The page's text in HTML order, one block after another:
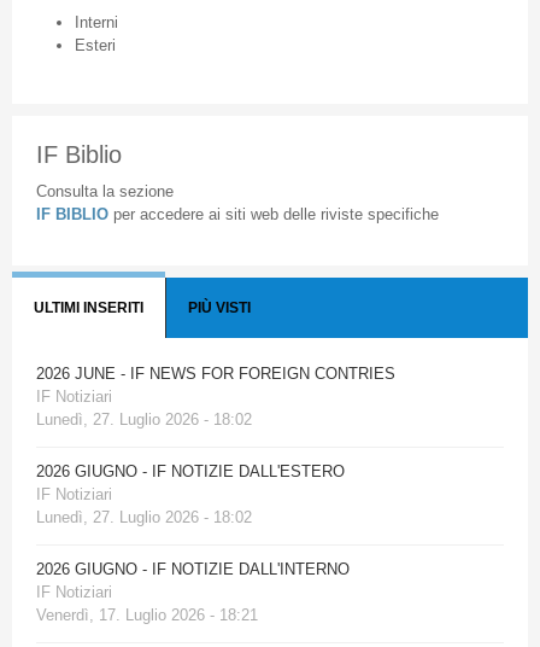
Interni
Esteri
IF Biblio
Consulta la sezione
IF BIBLIO per accedere ai siti web delle riviste specifiche
ULTIMI INSERITI PIÙ VISTI
2026 JUNE - IF NEWS FOR FOREIGN CONTRIES
IF Notiziari
Lunedì, 27. Luglio 2026 - 18:02
2026 GIUGNO - IF NOTIZIE DALL'ESTERO
IF Notiziari
Lunedì, 27. Luglio 2026 - 18:02
2026 GIUGNO - IF NOTIZIE DALL'INTERNO
IF Notiziari
Venerdì, 17. Luglio 2026 - 18:21